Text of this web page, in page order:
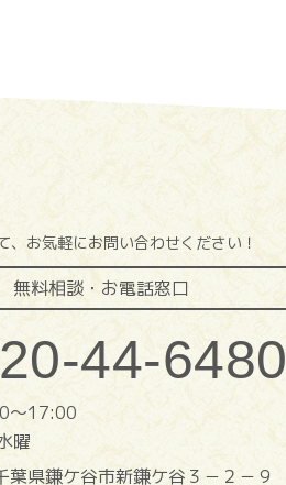
、お気軽にお問い合わせください！
無料相談・お電話窓口
44-6480
〜17:00
曜
県鎌ケ谷市新鎌ケ谷３－２－９